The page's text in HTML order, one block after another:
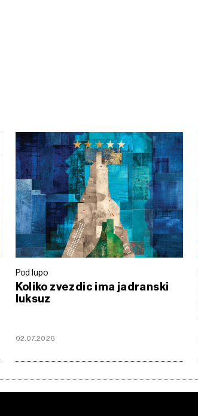
Pod lupo
Koliko zvezdic ima jadranski
luksuz
02.07.2026